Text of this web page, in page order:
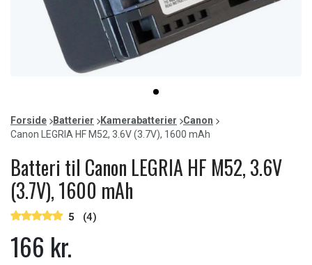
item
0
of
1
Forside Batterier Kamerabatterier
Canon
Canon LEGRIA HF M52, 3.6V (3.7V), 1600 mAh
Batteri til Canon LEGRIA HF M52, 3.6V
(3.7V), 1600 mAh
5 (4)
166 kr.